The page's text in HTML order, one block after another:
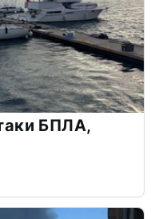
БПЛА,